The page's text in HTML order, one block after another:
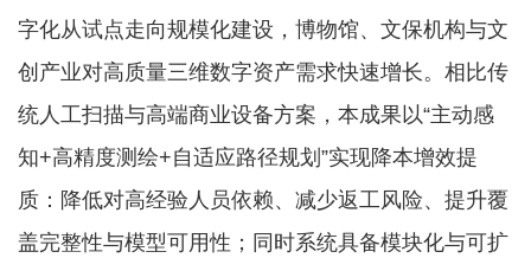
字化从试点走向规模化建设，博物馆、文保机构与文
创产业对高质量三维数字资产需求快速增长。相比传
统人工扫描与高端商业设备方案，本成果以“主动感
知+高精度测绘+自适应路径规划”实现降本增效提
质：降低对高经验人员依赖、减少返工风险、提升覆
盖完整性与模型可用性；同时系统具备模块化与可扩